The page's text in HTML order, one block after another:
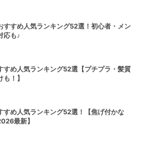
すすめ人気ランキング52選！初心者・メン
応も♪
すめ人気ランキング52選【プチプラ・髪質
！】
すめ人気ランキング52選！【焦げ付かな
最新】